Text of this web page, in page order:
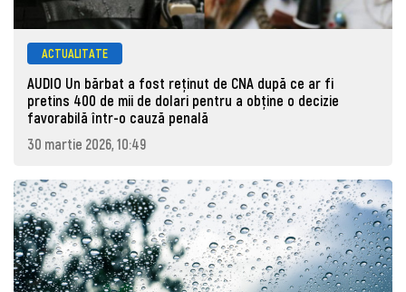
ACTUALITATE
AUDIO Un bărbat a fost reținut de CNA după ce ar fi
pretins 400 de mii de dolari pentru a obține o decizie
favorabilă într-o cauză penală
30 martie 2026, 10:49